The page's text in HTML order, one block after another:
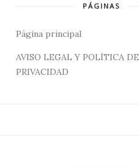
PÁGINAS
Página principal
AVISO LEGAL Y POLÍTICA DE
PRIVACIDAD